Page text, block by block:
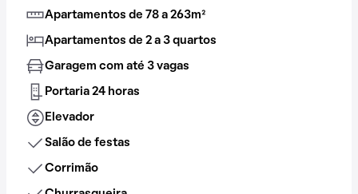
Apartamentos de 78 a 263m²
Apartamentos de 2 a 3 quartos
Garagem com até 3 vagas
Portaria 24 horas
Elevador
Salão de festas
Corrimão